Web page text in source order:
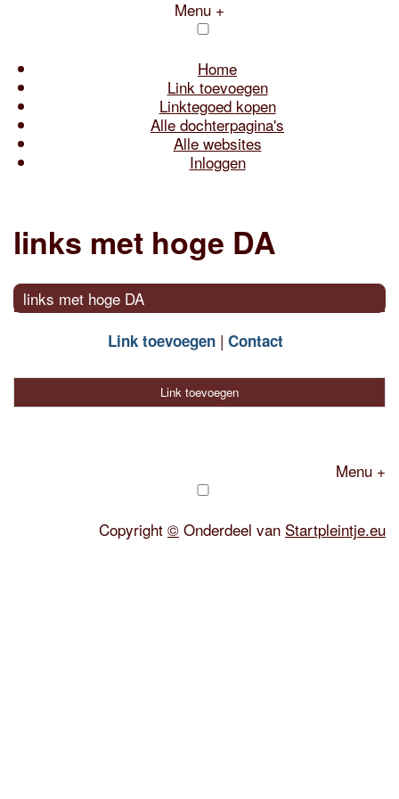
Menu +
Home
Link toevoegen
Linktegoed kopen
Alle dochterpagina's
Alle websites
Inloggen
links met hoge DA
links met hoge DA
Link toevoegen Contact
Link toevoegen
Menu +
Copyright © Onderdeel van Startpleintje.eu